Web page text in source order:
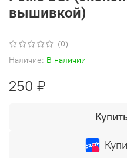
(0)
Наличие: В наличии
вышивкой)
250 ₽